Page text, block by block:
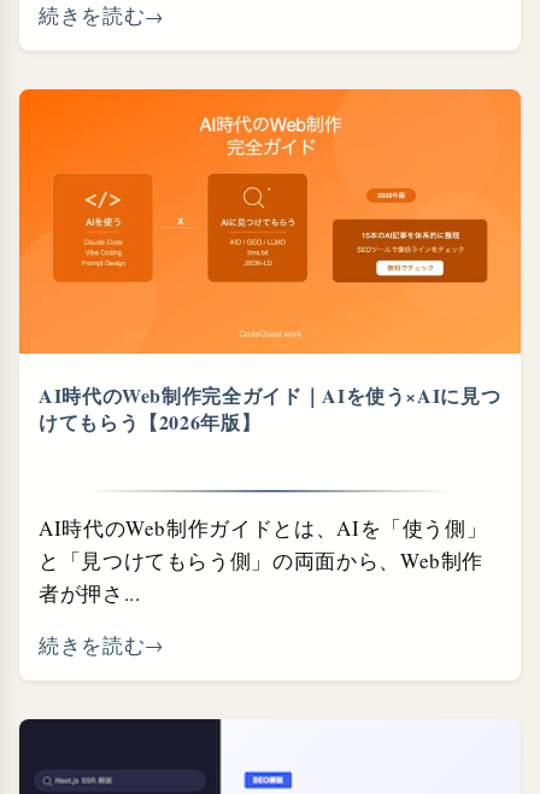
続きを読む
AI時代のWeb制作完全ガイド｜AIを使う×AIに見つ
けてもらう【2026年版】
AI時代のWeb制作ガイドとは、AIを「使う側」
と「見つけてもらう側」の両面から、Web制作
者が押さ...
続きを読む